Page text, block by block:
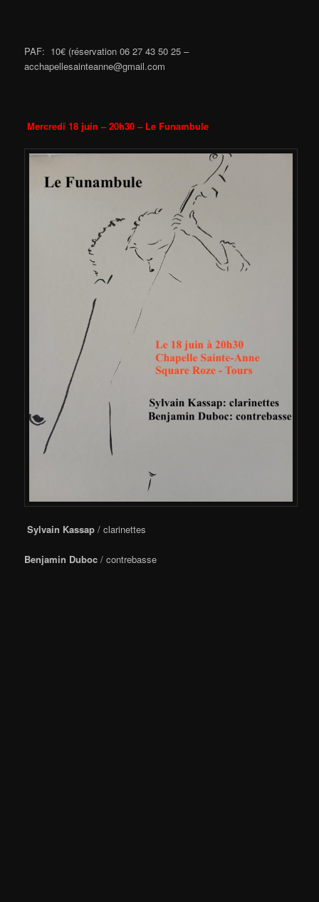
PAF: 10€ (réservation 06 27 43 50 25 –
acchapellesainteanne@gmail.com
Mercredi 18 juin – 20h30 – Le Funambule
Sylvain Kassap / clarinettes
Benjamin Duboc / contrebasse